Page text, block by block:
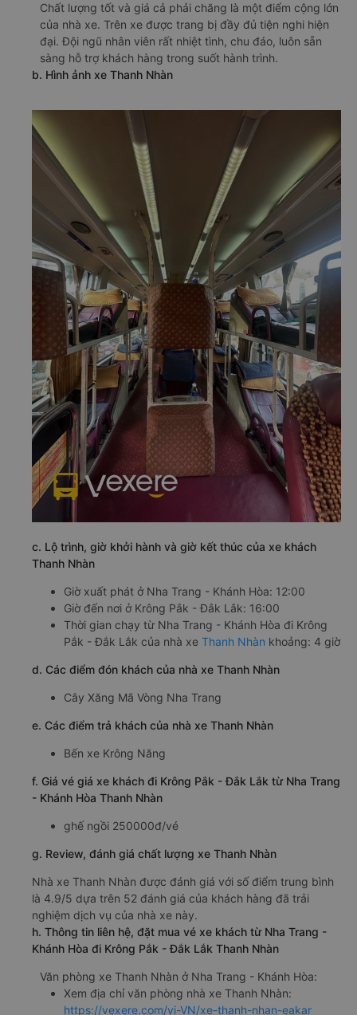
Chất lượng tốt và giá cả phải chăng là một điểm cộng lớn
của nhà xe. Trên xe được trang bị đầy đủ tiện nghi hiện
đại. Đội ngũ nhân viên rất nhiệt tình, chu đáo, luôn sẵn
sàng hỗ trợ khách hàng trong suốt hành trình.
b. Hình ảnh xe Thanh Nhàn
c. Lộ trình, giờ khởi hành và giờ kết thúc của xe khách
Thanh Nhàn
Giờ xuất phát ở Nha Trang - Khánh Hòa: 12:00
Giờ đến nơi ở Krông Pắk - Đắk Lắk: 16:00
Thời gian chạy từ Nha Trang - Khánh Hòa đi Krông
Pắk - Đắk Lắk của nhà xe Thanh Nhàn khoảng: 4 giờ
d. Các điểm đón khách của nhà xe Thanh Nhàn
Cây Xăng Mã Vòng Nha Trang
e. Các điểm trả khách của nhà xe Thanh Nhàn
Bến xe Krông Năng
f. Giá vé giá xe khách đi Krông Pắk - Đắk Lắk từ Nha Trang
- Khánh Hòa Thanh Nhàn
ghế ngồi 250000đ/vé
g. Review, đánh giá chất lượng xe Thanh Nhàn
Nhà xe Thanh Nhàn được đánh giá với số điểm trung bình
là 4.9/5 dựa trên 52 đánh giá của khách hàng đã trải
nghiệm dịch vụ của nhà xe này.
h. Thông tin liên hệ, đặt mua vé xe khách từ Nha Trang -
Khánh Hòa đi Krông Pắk - Đắk Lắk Thanh Nhàn
Văn phòng xe Thanh Nhàn ở Nha Trang - Khánh Hòa:
Xem địa chỉ văn phòng nhà xe Thanh Nhàn:
https://vexere.com/vi-VN/xe-thanh-nhan-eakar